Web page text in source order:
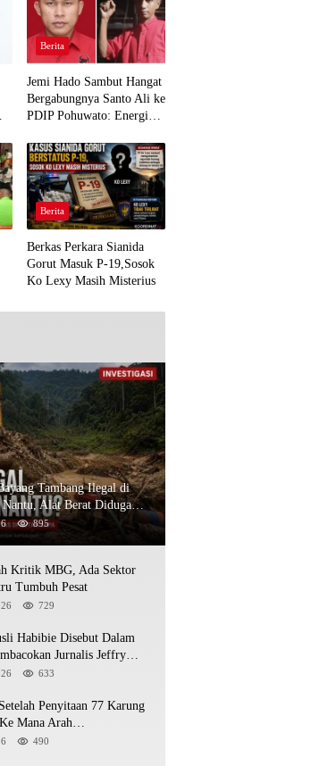
Berita
Jemi Hado Sambut Hangat
Bergabungnya Santo Ali ke
PDIP Pohuwato: Energi
Rakyat
Berita
Berkas Perkara Sianida
Gorut Masuk P-19,Sosok
Ko Lexy Masih Misterius
Tambang Ilegal di
Nantu, Alat Berat Diduga
Hutan Sapa
895
Kritik MBG, Ada Sektor
Tumbuh Pesat
729
Habibie Disebut Dalam
Jurnalis Jeffry
633
Penyitaan 77 Karung
Mana Arah
490